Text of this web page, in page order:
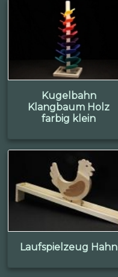
Kugelbahn
Klangbaum Holz
farbig klein
Laufspielzeug Hahn